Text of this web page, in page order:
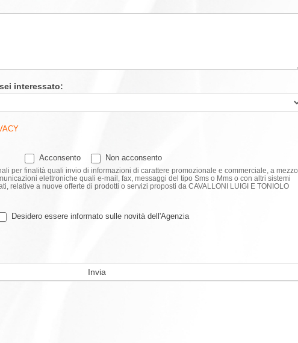
interessato:
Acconsento Non acconsento
per finalità quali invio di informazioni di carattere promozionale e commerciale, a mezzo
elettroniche quali e-mail, fax, messaggi del tipo Sms o Mms o con altri sistemi
relative a nuove offerte di prodotti o servizi proposti da CAVALLONI LUIGI E TONIOLO
Desidero essere informato sulle novità dell'Agenzia